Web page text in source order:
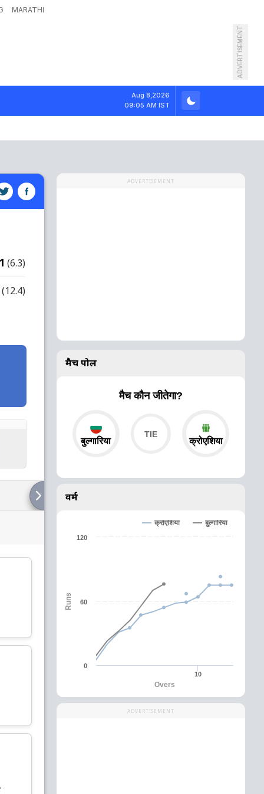
MARATHI
ADVERTISEMENT
Aug 8,2026
09:05 AM IST
(6.3)
(12.4)
डिमो निकोलोव
Batsman
डेल्रिक विनू
All-Rounder
प्रकाश मिश्रा
ADVERTISEMENT
मैच पोल
मैच कौन जीतेगा?
बुल्गारिया क्रोएशिया
वर्म
Overs
Runs
क्रोएशिया बुल्गारिया
10
0
60
120
ADVERTISEMENT